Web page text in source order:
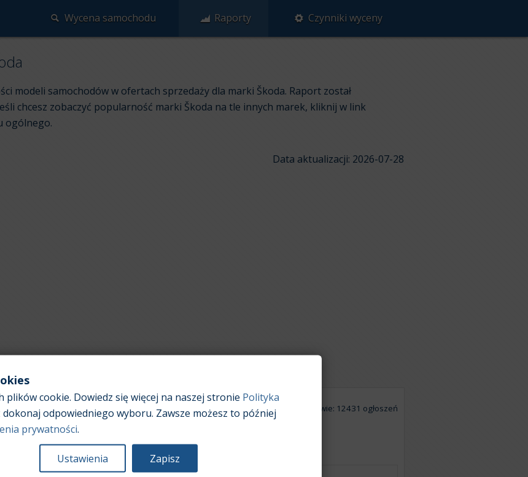
Wycena samochodu Raporty Czynniki wyceny
modeli samochodów w ofertach sprzedaży dla marki Škoda. Raport został
chcesz zobaczyć popularność marki Škoda na tle innych marek, kliknij w link
ogólnego.
Data aktualizacji: 2026-07-28
poszczególnych modeli samochodów w
ofertach sprzedaży
Na podstawie: 12431 ogłoszeń
plików cookie. Dowiedz się więcej na naszej stronie Polityka
dokonaj odpowiedniego wyboru. Zawsze możesz to później
prywatności.
Ustawienia Zapisz